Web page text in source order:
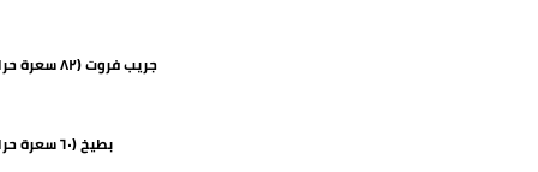
جريب فروت (٨٢ سعرة حرارية)
بطيخ (٦٠ سعرة حرارية)